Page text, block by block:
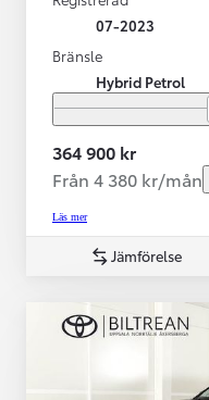
07-2023
Bränsle
Hybrid Petrol
364 900 kr
Från 4 380 kr/mån
Läs mer
Jämförelse